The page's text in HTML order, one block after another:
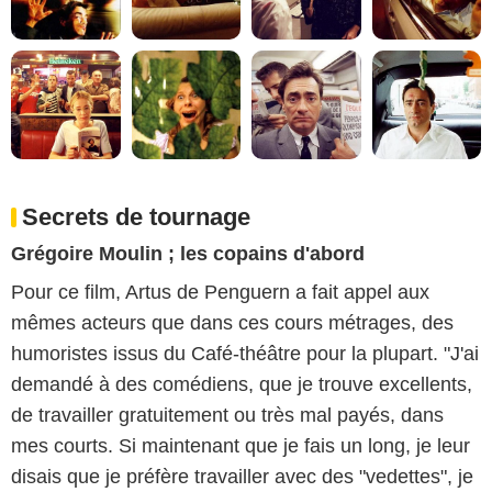
Secrets de tournage
Grégoire Moulin ; les copains d'abord
Pour ce film, Artus de Penguern a fait appel aux
mêmes acteurs que dans ces cours métrages, des
humoristes issus du Café-théâtre pour la plupart. "J'ai
demandé à des comédiens, que je trouve excellents,
de travailler gratuitement ou très mal payés, dans
mes courts. Si maintenant que je fais un long, je leur
disais que je préfère travailler avec des "vedettes", je